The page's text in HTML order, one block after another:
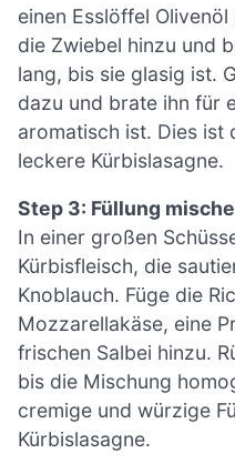
einen Esslöffel
die Zwiebel hinzu und
lang, bis sie glasig ist.
dazu und brate ihn für
aromatisch ist. Dies ist
leckere Kürbislasagne.
Step 3: Füllung
In einer großen
Kürbisfleisch, die
Knoblauch. Füge die
Mozzarellakäse, eine
frischen Salbei hinzu.
bis die Mischung
cremige und würzige
Kürbislasagne.